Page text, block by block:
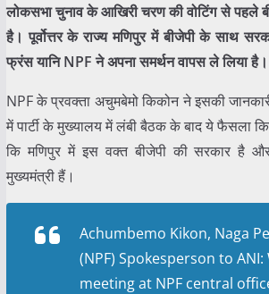
लोकसभा चुनाव के आखिरी चरण की वोटिंग से पहले
है। पूर्वोत्तर के राज्य मणिपुर में बीजेपी के साथ
फ्रंस यानि NPF ने अपना समर्थन वापस ले लिया है।
NPF के प्रवक्ता अचुमबेमो किकोन ने इसकी
में पार्टी के मुख्यालय में लंबी बैठक के बाद ये फैसला
कि मणिपुर में इस वक्त बीजेपी की सरकार है
मुख्यमंत्री हैं।
Achumbemo Kikon, Naga
(NPF) Spokesperson to
meeting at NPF central